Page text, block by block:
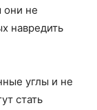
они не
навредить
углы и не
стать